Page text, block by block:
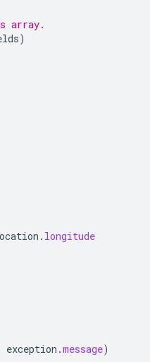
array.
)
. longitude
exception .message)